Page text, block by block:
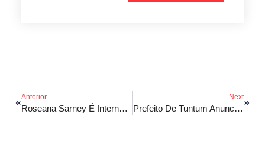
Anterior
Roseana Sarney É Internada Novamente Com Pneumonia Em SP
Next
Prefeito De Tuntum Anuncia Separação Após 15 Anos De Casamento